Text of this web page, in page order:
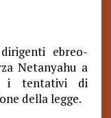
ebreo-
Netanyahu a
i tentativi di
della legge.